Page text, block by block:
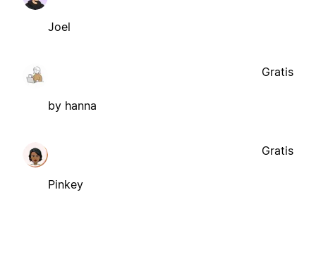
Joel
by hanna
Gratis
Pinkey
Gratis